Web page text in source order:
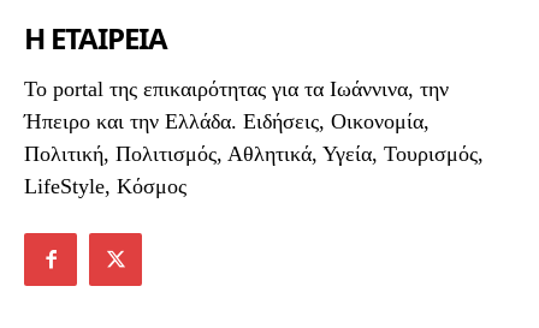
Η ΕΤΑΙΡΕΙΑ
To portal της επικαιρότητας για τα Ιωάννινα, την
Ήπειρο και την Ελλάδα. Ειδήσεις, Οικονομία,
Πολιτική, Πολιτισμός, Αθλητικά, Υγεία, Τουρισμός,
LifeStyle, Κόσμος